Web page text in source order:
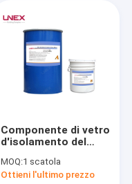
Componente di vetro
d'isolamento del
Acetoxy del sigillante
del silicone
MOQ:1 scatola
Ottieni l'ultimo prezzo